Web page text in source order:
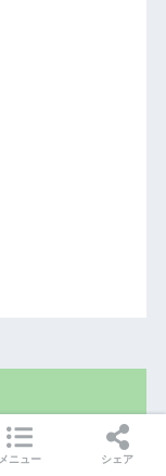
メニュー シェア